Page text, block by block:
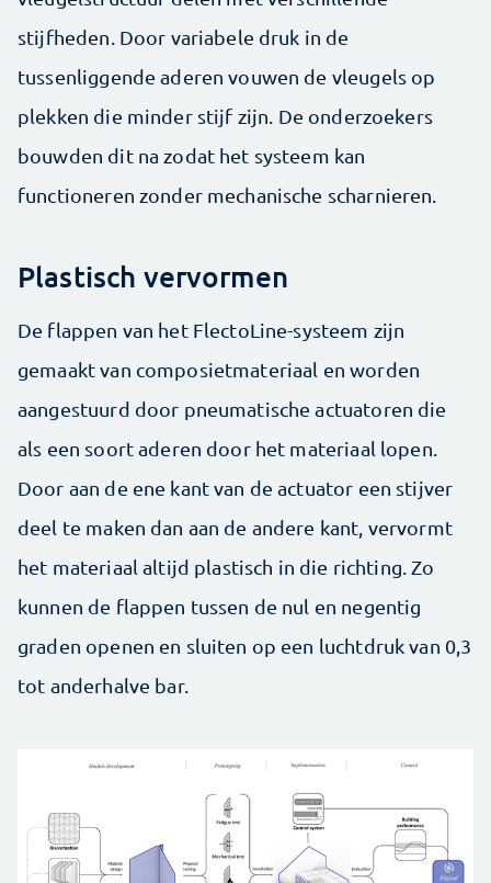
stijfheden. Door variabele druk in de
tussenliggende aderen vouwen de vleugels op
plekken die minder stijf zijn. De onderzoekers
bouwden dit na zodat het systeem kan
functioneren zonder mechanische scharnieren.
Plastisch vervormen
De flappen van het FlectoLine-systeem zijn
gemaakt van composietmateriaal en worden
aangestuurd door pneumatische actuatoren die
als een soort aderen door het materiaal lopen.
Door aan de ene kant van de actuator een stijver
deel te maken dan aan de andere kant, vervormt
het materiaal altijd plastisch in die richting. Zo
kunnen de flappen tussen de nul en negentig
graden openen en sluiten op een luchtdruk van 0,3
tot anderhalve bar.